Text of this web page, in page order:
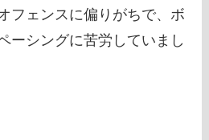
フェンスに偏りがちで、ボ
ーシングに苦労していまし